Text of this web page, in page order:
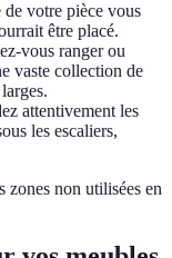
de votre pièce vous
être placé.
vous ranger ou
vaste collection de
attentivement les
les escaliers,
non utilisées en